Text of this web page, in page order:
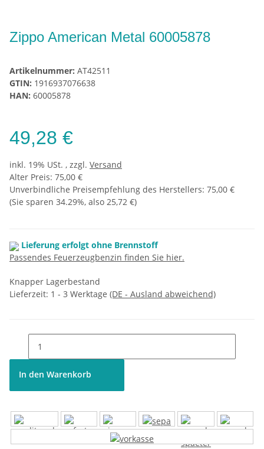
Zippo American Metal 60005878
Artikelnummer: AT42511
GTIN: 1916937076638
HAN: 60005878
49,28 €
inkl. 19% USt. , zzgl. Versand
Alter Preis: 75,00 €
Unverbindliche Preisempfehlung des Herstellers: 75,00 €
(Sie sparen 34.29%, also 25,72 €)
Lieferung erfolgt ohne Brennstoff
Passendes Feuerzeugbenzin finden Sie hier.
Knapper Lagerbestand
Lieferzeit: 1 - 3 Werktage (DE - Ausland abweichend)
In den Warenkorb